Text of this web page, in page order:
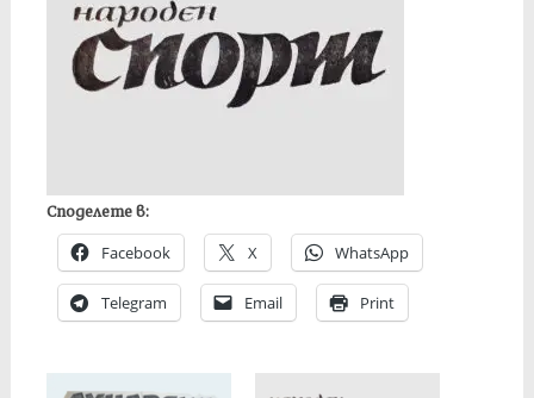
Споделете в:
Facebook X WhatsApp
Telegram Email Print